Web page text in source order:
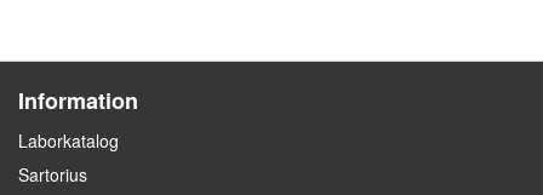
Information
Laborkatalog
Sartorius